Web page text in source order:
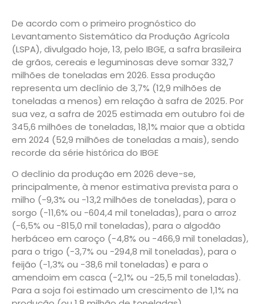
De acordo com o primeiro prognóstico do
Levantamento Sistemático da Produção Agrícola
(LSPA), divulgado hoje, 13, pelo IBGE, a safra brasileira
de grãos, cereais e leguminosas deve somar 332,7
milhões de toneladas em 2026. Essa produção
representa um declínio de 3,7% (12,9 milhões de
toneladas a menos) em relação à safra de 2025. Por
sua vez, a safra de 2025 estimada em outubro foi de
345,6 milhões de toneladas, 18,1% maior que a obtida
em 2024 (52,9 milhões de toneladas a mais), sendo
recorde da série histórica do IBGE
O declínio da produção em 2026 deve-se,
principalmente, à menor estimativa prevista para o
milho (-9,3% ou -13,2 milhões de toneladas), para o
sorgo (-11,6% ou -604,4 mil toneladas), para o arroz
(-6,5% ou -815,0 mil toneladas), para o algodão
herbáceo em caroço (-4,8% ou -466,9 mil toneladas),
para o trigo (-3,7% ou -294,8 mil toneladas), para o
feijão (-1,3% ou -38,6 mil toneladas) e para o
amendoim em casca (-2,1% ou -25,5 mil toneladas).
Para a soja foi estimado um crescimento de 1,1% na